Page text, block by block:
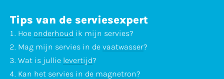
Tips van de serviesexpert
Hoe onderhoud ik mijn servies?
Mag mijn servies in de vaatwasser?
Wat is jullie levertijd?
Kan het servies in de magnetron?